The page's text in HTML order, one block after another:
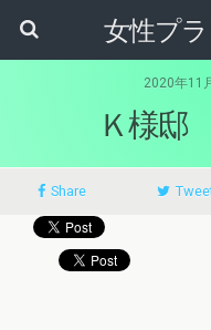
女性プ
2020年11
Ｋ様邸
Share